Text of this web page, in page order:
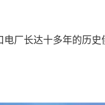
厂长达十多年的历